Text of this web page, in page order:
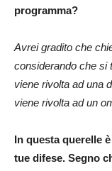
programma?
Avrei gradito che
considerando che si
viene rivolta ad una
viene rivolta ad un
In questa querelle
tue difese. Segno